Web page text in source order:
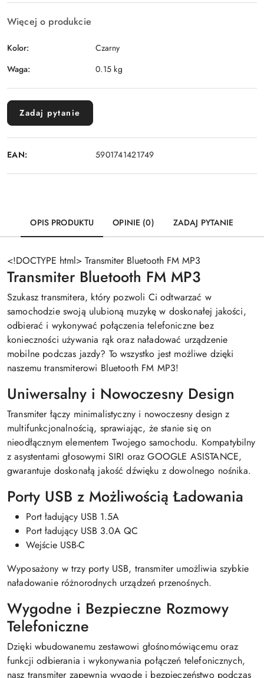
Więcej o produkcie
Kolor:
Czarny
Waga:
0.15 kg
Zadaj pytanie
EAN: 5901741421749
OPIS PRODUKTU OPINIE (0) ZADAJ PYTANIE
<!DOCTYPE html> Transmiter Bluetooth FM MP3
Transmiter Bluetooth FM MP3
Szukasz transmitera, który pozwoli Ci odtwarzać w
samochodzie swoją ulubioną muzykę w doskonałej jakości,
odbierać i wykonywać połączenia telefoniczne bez
konieczności używania rąk oraz naładować urządzenie
mobilne podczas jazdy? To wszystko jest możliwe dzięki
naszemu transmiterowi Bluetooth FM MP3!
Uniwersalny i Nowoczesny Design
Transmiter łączy minimalistyczny i nowoczesny design z
multifunkcjonalnością, sprawiając, że stanie się on
nieodłącznym elementem Twojego samochodu. Kompatybilny
z asystentami głosowymi SIRI oraz GOOGLE ASISTANCE,
gwarantuje doskonałą jakość dźwięku z dowolnego nośnika.
Porty USB z Możliwością Ładowania
Port ładujący USB 1.5A
Port ładujący USB 3.0A QC
Wejście USB-C
Wyposażony w trzy porty USB, transmiter umożliwia szybkie
naładowanie różnorodnych urządzeń przenośnych.
Wygodne i Bezpieczne Rozmowy
Telefoniczne
Dzięki wbudowanemu zestawowi głośnomówiącemu oraz
funkcji odbierania i wykonywania połączeń telefonicznych,
nasz transmiter zapewnia wygodę i bezpieczeństwo podczas